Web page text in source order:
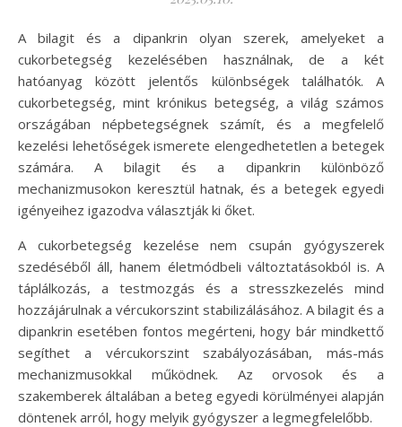
A bilagit és a dipankrin olyan szerek, amelyeket a
cukorbetegség kezelésében használnak, de a két
hatóanyag között jelentős különbségek találhatók. A
cukorbetegség, mint krónikus betegség, a világ számos
országában népbetegségnek számít, és a megfelelő
kezelési lehetőségek ismerete elengedhetetlen a betegek
számára. A bilagit és a dipankrin különböző
mechanizmusokon keresztül hatnak, és a betegek egyedi
igényeihez igazodva választják ki őket.
A cukorbetegség kezelése nem csupán gyógyszerek
szedéséből áll, hanem életmódbeli változtatásokból is. A
táplálkozás, a testmozgás és a stresszkezelés mind
hozzájárulnak a vércukorszint stabilizálásához. A bilagit és a
dipankrin esetében fontos megérteni, hogy bár mindkettő
segíthet a vércukorszint szabályozásában, más-más
mechanizmusokkal működnek. Az orvosok és a
szakemberek általában a beteg egyedi körülményei alapján
döntenek arról, hogy melyik gyógyszer a legmegfelelőbb.